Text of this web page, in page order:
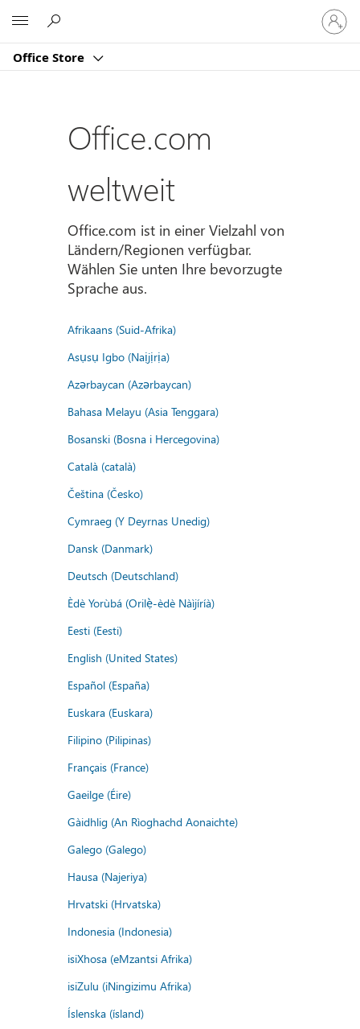
Office Store
Bei
Ihrem
Konto
Office.com
weltweit
Office.com ist in einer Vielzahl von
Ländern/Regionen verfügbar.
Wählen Sie unten Ihre bevorzugte
Sprache aus.
Afrikaans (Suid-Afrika)
Asụsụ Igbo (Naịjịrịa)
Azərbaycan (Azərbaycan)
Bahasa Melayu (Asia Tenggara)
Bosanski (Bosna i Hercegovina)
Català (català)
Čeština (Česko)
Cymraeg (Y Deyrnas Unedig)
Dansk (Danmark)
Deutsch (Deutschland)
Èdè Yorùbá (Orilẹ̀-èdè Nàìjíríà)
Eesti (Eesti)
English (United States)
Español (España)
Euskara (Euskara)
Filipino (Pilipinas)
Français (France)
Gaeilge (Éire)
Gàidhlig (An Rìoghachd Aonaichte)
Galego (Galego)
Hausa (Najeriya)
Hrvatski (Hrvatska)
Indonesia (Indonesia)
isiXhosa (eMzantsi Afrika)
isiZulu (iNingizimu Afrika)
Íslenska (ísland)